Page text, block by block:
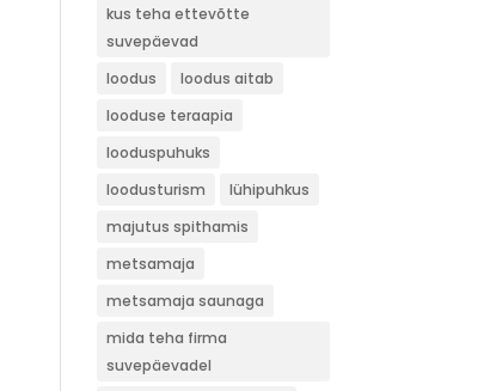
kus teha ettevõtte
suvepäevad
loodus
loodus aitab
looduse teraapia
looduspuhuks
loodusturism
lühipuhkus
majutus spithamis
metsamaja
metsamaja saunaga
mida teha firma
suvepäevadel